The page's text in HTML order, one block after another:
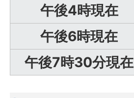
午後4時現在
午後6時現在
午後7時30分現在